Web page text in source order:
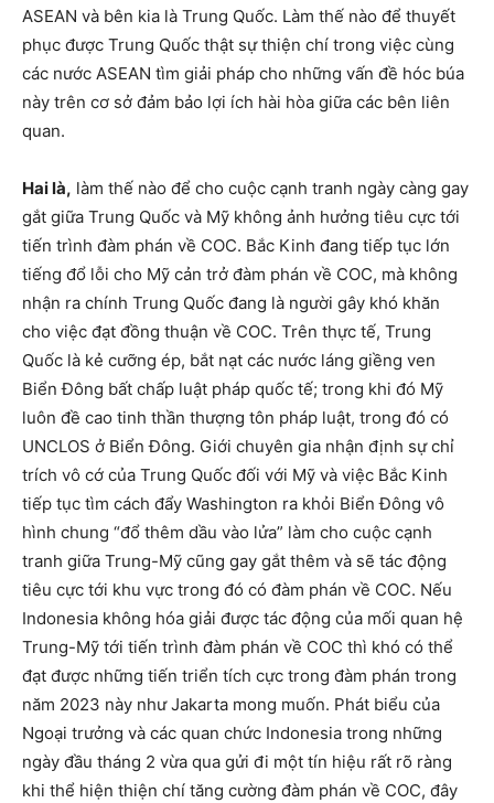
ASEAN và bên kia là Trung Quốc. Làm thế nào để thuyết
phục được Trung Quốc thật sự thiện chí trong việc cùng
các nước ASEAN tìm giải pháp cho những vấn đề hóc búa
này trên cơ sở đảm bảo lợi ích hài hòa giữa các bên liên
quan.
Hai là, làm thế nào để cho cuộc cạnh tranh ngày càng gay
gắt giữa Trung Quốc và Mỹ không ảnh hưởng tiêu cực tới
tiến trình đàm phán về COC. Bắc Kinh đang tiếp tục lớn
tiếng đổ lỗi cho Mỹ cản trở đàm phán về COC, mà không
nhận ra chính Trung Quốc đang là người gây khó khăn
cho việc đạt đồng thuận về COC. Trên thực tế, Trung
Quốc là kẻ cưỡng ép, bắt nạt các nước láng giềng ven
Biển Đông bất chấp luật pháp quốc tế; trong khi đó Mỹ
luôn đề cao tinh thần thượng tôn pháp luật, trong đó có
UNCLOS ở Biển Đông. Giới chuyên gia nhận định sự chỉ
trích vô cớ của Trung Quốc đối với Mỹ và việc Bắc Kinh
tiếp tục tìm cách đẩy Washington ra khỏi Biển Đông vô
hình chung “đổ thêm dầu vào lửa” làm cho cuộc cạnh
tranh giữa Trung-Mỹ cũng gay gắt thêm và sẽ tác động
tiêu cực tới khu vực trong đó có đàm phán về COC. Nếu
Indonesia không hóa giải được tác động của mối quan hệ
Trung-Mỹ tới tiến trình đàm phán về COC thì khó có thể
đạt được những tiến triển tích cực trong đàm phán trong
năm 2023 này như Jakarta mong muốn. Phát biểu của
Ngoại trưởng và các quan chức Indonesia trong những
ngày đầu tháng 2 vừa qua gửi đi một tín hiệu rất rõ ràng
khi thể hiện thiện chí tăng cường đàm phán về COC, đây